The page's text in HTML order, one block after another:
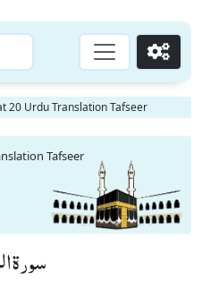
Go
20 Urdu Translation Tafseer
Tafseer
سورة